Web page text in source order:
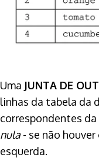
Uma JUNTA DE
linhas da tabela da
correspondentes
nula- se não houver
esquerda.